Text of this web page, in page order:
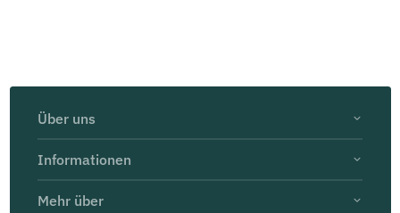
Über uns
Informationen
Mehr über